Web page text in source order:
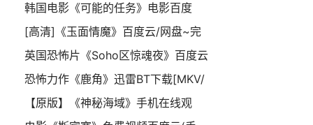
韩国电影《可能的任务》电影百度
[高清]《玉面情魔》百度云/网盘~完
英国恐怖片《Soho区惊魂夜》百度云
恐怖力作《鹿角》迅雷BT下载[MKV/
【原版】《神秘海域》手机在线观